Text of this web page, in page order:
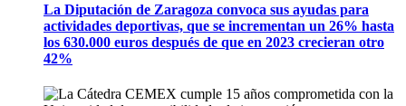
La Diputación de Zaragoza convoca sus ayudas para
actividades deportivas, que se incrementan un 26% hasta
los 630.000 euros después de que en 2023 crecieran otro
42%